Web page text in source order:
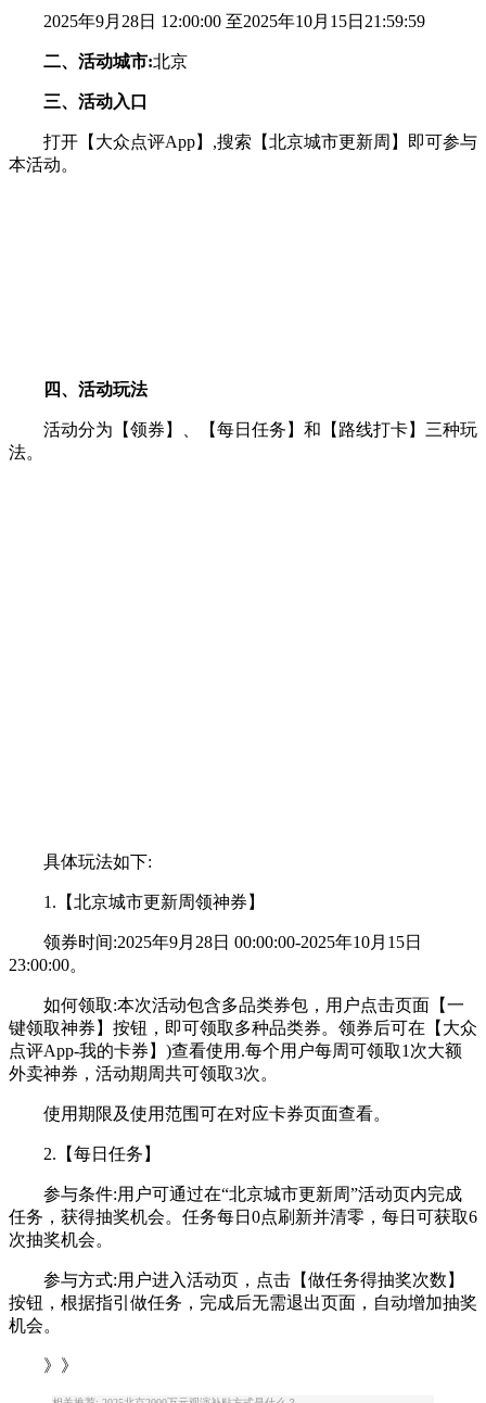
2025年9月28日 12:00:00 至2025年10月15日21:59:59
二、活动城市:北京
三、活动入口
打开【大众点评App】,搜索【北京城市更新周】即可参与
本活动。
四、活动玩法
活动分为【领券】、【每日任务】和【路线打卡】三种玩
法。
具体玩法如下:
1.【北京城市更新周领神券】
领券时间:2025年9月28日 00:00:00-2025年10月15日
23:00:00。
如何领取:本次活动包含多品类券包，用户点击页面【一
键领取神券】按钮，即可领取多种品类券。领券后可在【大众
点评App-我的卡券】)查看使用.每个用户每周可领取1次大额
外卖神券，活动期周共可领取3次。
使用期限及使用范围可在对应卡券页面查看。
2.【每日任务】
参与条件:用户可通过在“北京城市更新周”活动页内完成
任务，获得抽奖机会。任务每日0点刷新并清零，每日可获取6
次抽奖机会。
参与方式:用户进入活动页，点击【做任务得抽奖次数】
按钮，根据指引做任务，完成后无需退出页面，自动增加抽奖
机会。
》》